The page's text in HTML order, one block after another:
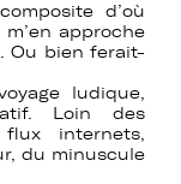
d’où
approche
Ou bien ferait-
ludique,
Loin des
internets,
du minuscule